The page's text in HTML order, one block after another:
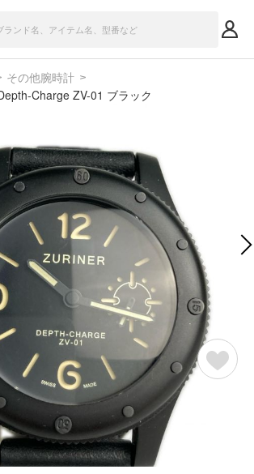
その他腕時計
Charge ZV-01 ブラック